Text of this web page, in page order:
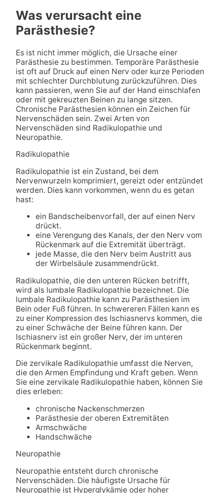
Was verursacht eine
Parästhesie?
Es ist nicht immer möglich, die Ursache einer
Parästhesie zu bestimmen. Temporäre Parästhesie
ist oft auf Druck auf einen Nerv oder kurze Perioden
mit schlechter Durchblutung zurückzuführen. Dies
kann passieren, wenn Sie auf der Hand einschlafen
oder mit gekreuzten Beinen zu lange sitzen.
Chronische Parästhesien können ein Zeichen für
Nervenschäden sein. Zwei Arten von
Nervenschäden sind Radikulopathie und
Neuropathie.
Radikulopathie
Radikulopathie ist ein Zustand, bei dem
Nervenwurzeln komprimiert, gereizt oder entzündet
werden. Dies kann vorkommen, wenn du es getan
hast:
ein Bandscheibenvorfall, der auf einen Nerv
drückt.
eine Verengung des Kanals, der den Nerv vom
Rückenmark auf die Extremität überträgt.
jede Masse, die den Nerv beim Austritt aus
der Wirbelsäule zusammendrückt.
Radikulopathie, die den unteren Rücken betrifft,
wird als lumbale Radikulopathie bezeichnet. Die
lumbale Radikulopathie kann zu Parästhesien im
Bein oder Fuß führen. In schwereren Fällen kann es
zu einer Kompression des Ischiasnervs kommen, die
zu einer Schwäche der Beine führen kann. Der
Ischiasnerv ist ein großer Nerv, der im unteren
Rückenmark beginnt.
Die zervikale Radikulopathie umfasst die Nerven,
die den Armen Empfindung und Kraft geben. Wenn
Sie eine zervikale Radikulopathie haben, können Sie
dies erleben:
chronische Nackenschmerzen
Parästhesie der oberen Extremitäten
Armschwäche
Handschwäche
Neuropathie
Neuropathie entsteht durch chronische
Nervenschäden. Die häufigste Ursache für
Neuropathie ist Hyperglykämie oder hoher